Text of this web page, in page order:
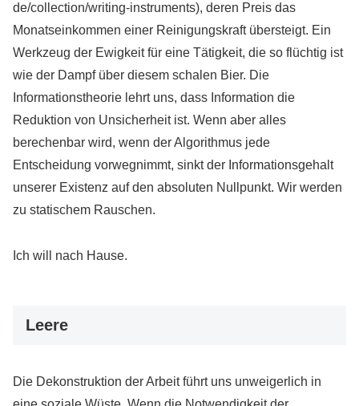
de/collection/writing-instruments), deren Preis das
Monatseinkommen einer Reinigungskraft übersteigt. Ein
Werkzeug der Ewigkeit für eine Tätigkeit, die so flüchtig ist
wie der Dampf über diesem schalen Bier. Die
Informationstheorie lehrt uns, dass Information die
Reduktion von Unsicherheit ist. Wenn aber alles
berechenbar wird, wenn der Algorithmus jede
Entscheidung vorwegnimmt, sinkt der Informationsgehalt
unserer Existenz auf den absoluten Nullpunkt. Wir werden
zu statischem Rauschen.
Ich will nach Hause.
Leere
Die Dekonstruktion der Arbeit führt uns unweigerlich in